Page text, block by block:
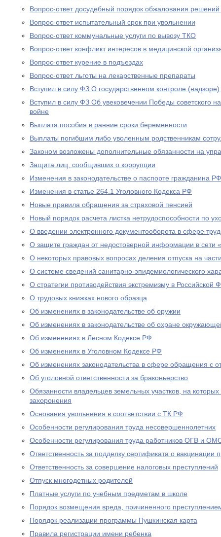
Вопрос-ответ досудебный порядок обжалования
Вопрос-ответ испытательный срок при увольнении
Вопрос-ответ коммунальные услуги по вывозу ТКО
Вопрос-ответ конфликт интересов в медицинской
Вопрос-ответ курение в подъездах
Вопрос-ответ льготы на лекарственные препараты
Вступил в силу ФЗ О государственном контроле
Вступил в силу ФЗ Об увековечении Победы советского
войне
Выплата пособия в ранние сроки беременности
Выплаты погибшим либо уволенным родственникам
Законом возложены дополнительные обязанности на
Защита лиц, сообщивших о коррупции
Изменения в законодательстве о паспорте гражданина РФ
Изменения в статье 264.1 Уголовного Кодекса РФ
Новые правила обращения за страховой пенсией
Новый порядок расчета листка нетрудоспособности по
О введении электронного документооборота в сфере
О защите граждан от недостоверной информации в сети
О некоторых правовых вопросах деления отпуска на
О системе сведений санитарно-эпидемиологического
О стратегии противодействия экстремизму в Российской
О трудовых книжках нового образца
Об изменениях в законодательстве об оружии
Об изменениях в законодательстве об охране
Об изменениях в Лесном Кодексе РФ
Об изменениях в Уголовном Кодексе РФ
Об изменениях законодательства в сфере обращения с
Об уголовной ответственности за браконьерство
Обязанности владельцев земельных участков, на
захоронения
Основания увольнения в соответствии с ТК РФ
Особенности регулирования труда несовершеннолетних
Особенности регулирования труда работников ОГВ и
Ответственность за подделку сертификата о вакцинации
Ответственность за совершение налоговых преступлений
Отпуск многодетных родителей
Платные услуги по учебным предметам в школе
Порядок возмещения вреда, причиненного
Порядок реализации программы Пушкинская карта
Правила регистрации имени ребенка